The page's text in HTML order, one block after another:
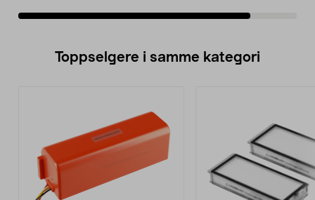
Toppselgere i samme kategori